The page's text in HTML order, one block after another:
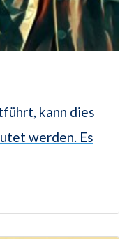
kann dies
werden. Es